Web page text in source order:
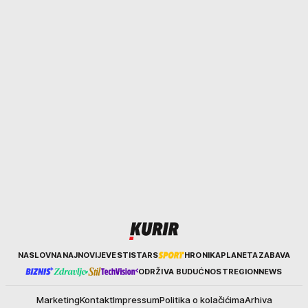
KurirNASLOVNANAJNOVIJEVESTISTARS HRONIKAPLANETAZABAVA
ODRŽIVA BUDUĆNOSTREGIONNEWS
MarketingKontaktImpressumPolitika o kolačićimaArhiva